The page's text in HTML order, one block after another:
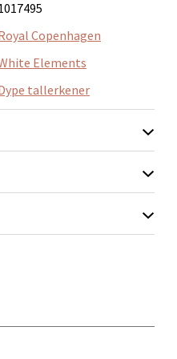
Copenhagen
Elements
tallerkener
113, 7300
Sandvika
Velg